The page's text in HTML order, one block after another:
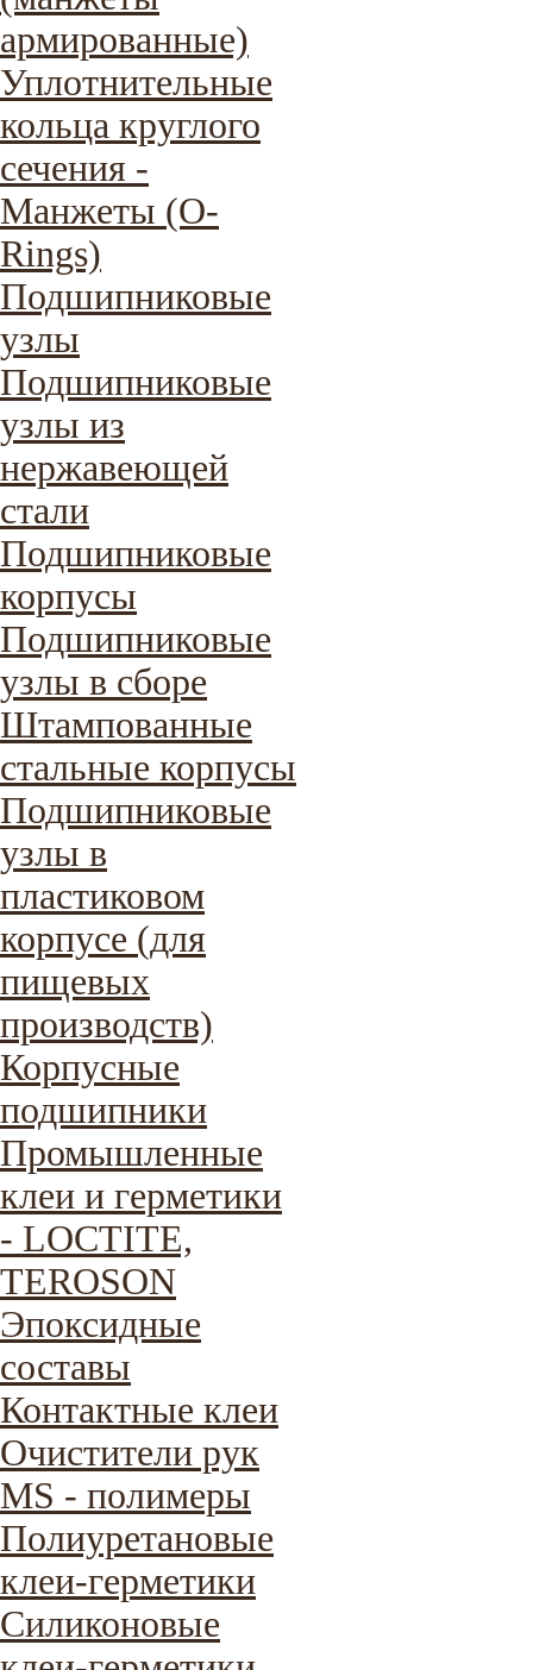
армированные)
Уплотнительные
кольца круглого
сечения -
Манжеты (O-
Rings)
Подшипниковые
узлы
Подшипниковые
узлы из
нержавеющей
стали
Подшипниковые
корпусы
Подшипниковые
узлы в сборе
Штампованные
стальные корпусы
Подшипниковые
узлы в
пластиковом
корпусе (для
пищевых
производств)
Корпусные
подшипники
Промышленные
клеи и герметики
- LOCTITE,
TEROSON
Эпоксидные
составы
Контактные клеи
Очистители рук
MS - полимеры
Полиуретановые
клеи-герметики
Силиконовые